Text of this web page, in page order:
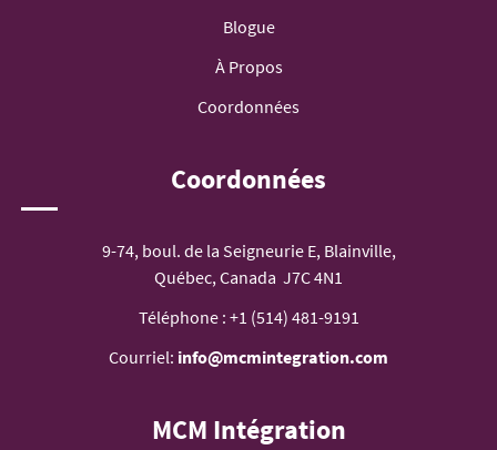
Blogue
À Propos
Coordonnées
Coordonnées
9-74, boul. de la Seigneurie E, Blainville,
Québec, Canada J7C 4N1
Téléphone : +1 (514) 481-9191
Courriel: info@mcmintegration.com
MCM Intégration